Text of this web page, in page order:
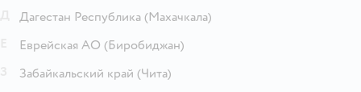
Дагестан Республика (Махачкала)
Еврейская АО (Биробиджан)
Забайкальский край (Чита)